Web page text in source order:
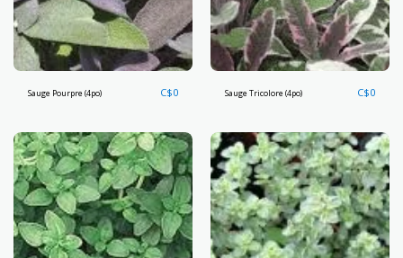
Sauge Pourpre (4po) C$0 Sauge Tricolore (4po) C$0